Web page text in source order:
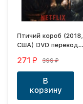
Птичий короб (2018,
США) DVD перевод
(дублированный)
271 ₽ 399₽
В
корзину